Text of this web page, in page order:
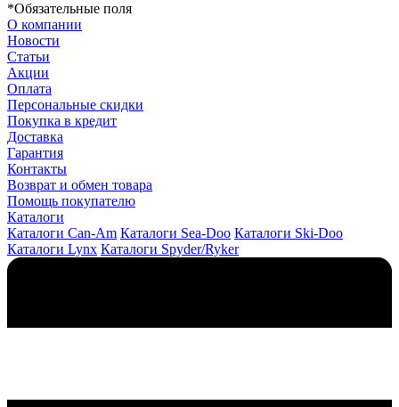
*Обязательные поля
О компании
Новости
Статьи
Акции
Оплата
Персональные скидки
Покупка в кредит
Доставка
Гарантия
Контакты
Возврат и обмен товара
Помощь покупателю
Каталоги
Каталоги Can-Am Каталоги Sea-Doo Каталоги Ski-Doo
Каталоги Lynx Каталоги Spyder/Ryker